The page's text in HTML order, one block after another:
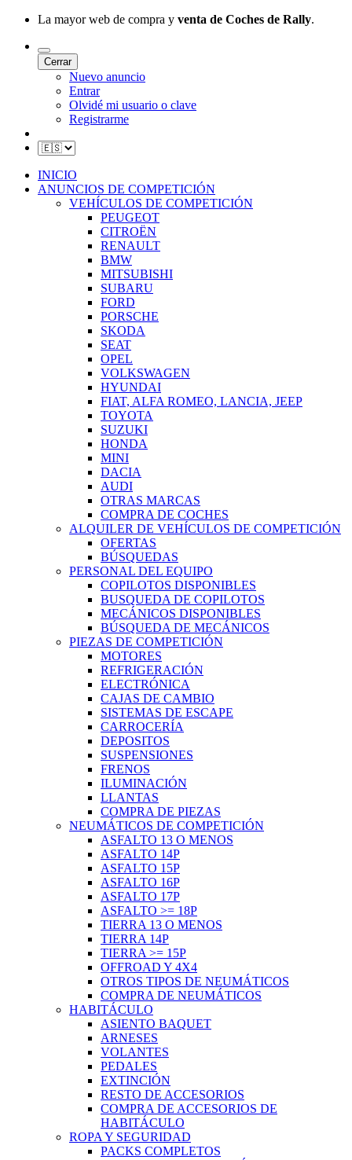
La mayor web de compra y venta de Coches de Rally.
Cerrar
Nuevo anuncio
Entrar
Olvidé mi usuario o clave
Registrarme
INICIO
ANUNCIOS DE COMPETICIÓN
VEHÍCULOS DE COMPETICIÓN
PEUGEOT
CITROËN
RENAULT
BMW
MITSUBISHI
SUBARU
FORD
PORSCHE
SKODA
SEAT
OPEL
VOLKSWAGEN
HYUNDAI
FIAT, ALFA ROMEO, LANCIA, JEEP
TOYOTA
SUZUKI
HONDA
MINI
DACIA
AUDI
OTRAS MARCAS
COMPRA DE COCHES
ALQUILER DE VEHÍCULOS DE COMPETICIÓN
OFERTAS
BÚSQUEDAS
PERSONAL DEL EQUIPO
COPILOTOS DISPONIBLES
BUSQUEDA DE COPILOTOS
MECÁNICOS DISPONIBLES
BÚSQUEDA DE MECÁNICOS
PIEZAS DE COMPETICIÓN
MOTORES
REFRIGERACIÓN
ELECTRÓNICA
CAJAS DE CAMBIO
SISTEMAS DE ESCAPE
CARROCERÍA
DEPOSITOS
SUSPENSIONES
FRENOS
ILUMINACIÓN
LLANTAS
COMPRA DE PIEZAS
NEUMÁTICOS DE COMPETICIÓN
ASFALTO 13 O MENOS
ASFALTO 14P
ASFALTO 15P
ASFALTO 16P
ASFALTO 17P
ASFALTO >= 18P
TIERRA 13 O MENOS
TIERRA 14P
TIERRA >= 15P
OFFROAD Y 4X4
OTROS TIPOS DE NEUMÁTICOS
COMPRA DE NEUMÁTICOS
HABITÁCULO
ASIENTO BAQUET
ARNESES
VOLANTES
PEDALES
EXTINCIÓN
RESTO DE ACCESORIOS
COMPRA DE ACCESORIOS DE
HABITÁCULO
ROPA Y SEGURIDAD
PACKS COMPLETOS